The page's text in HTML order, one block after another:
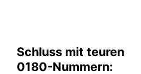
Schluss mit teuren
0180-Nummern: